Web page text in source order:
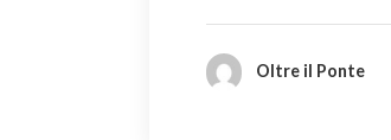
Oltre il Ponte